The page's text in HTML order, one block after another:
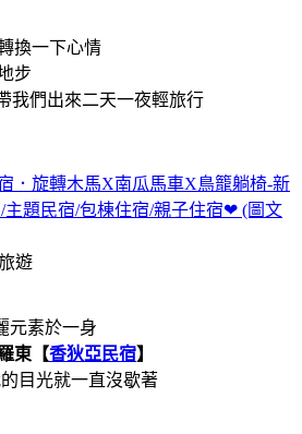
換一下心情
步
我們出來二天一夜輕旅行
．旋轉木馬X南瓜馬車X鳥籠躺椅-新
題民宿/包棟住宿/親子住宿❤ (圖文
遊
元素於一身
東【香狄亞民宿】
目光就一直沒歇著